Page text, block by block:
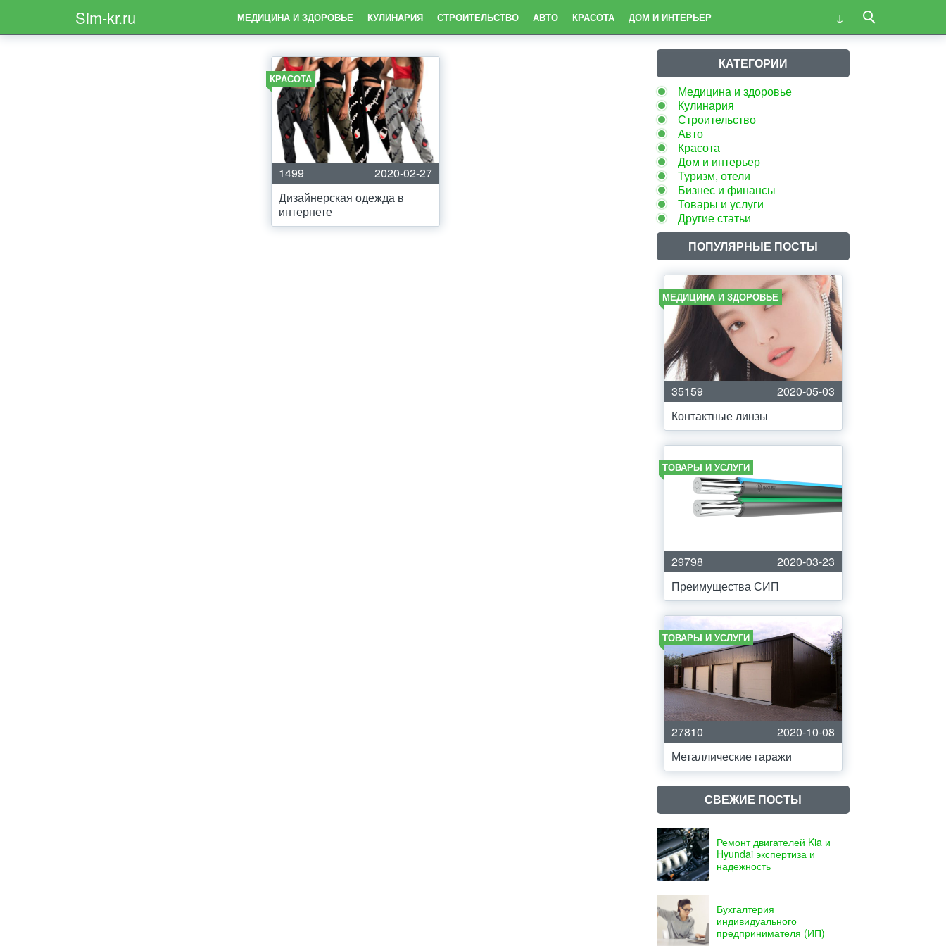
Sim-kr.ru МЕДИЦИНА И ЗДОРОВЬЕ КУЛИНАРИЯ СТРОИТЕЛЬСТВО АВТО КРАСОТА ДОМ И ИНТЕРЬЕР
КРАСОТА
1499
2020-02-27
Дизайнерская одежда в
интернете
КАТЕГОРИИ
Медицина и здоровье
Кулинария
Строительство
Авто
Красота
Дом и интерьер
Туризм, отели
Бизнес и финансы
Товары и услуги
Другие статьи
ПОПУЛЯРНЫЕ ПОСТЫ
МЕДИЦИНА И ЗДОРОВЬЕ
35159
2020-05-03
Контактные линзы
ТОВАРЫ И УСЛУГИ
29798
2020-03-23
Преимущества СИП
ТОВАРЫ И УСЛУГИ
27810
2020-10-08
Металлические гаражи
СВЕЖИЕ ПОСТЫ
Ремонт двигателей Kia и
Hyundai экспертиза и
надежность
Бухгалтерия
индивидуального
предпринимателя (ИП)